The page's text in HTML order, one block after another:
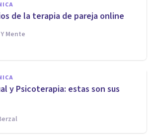
de la terapia de pareja online
Mente
y Psicoterapia: estas son sus
del psicólogo
Mente